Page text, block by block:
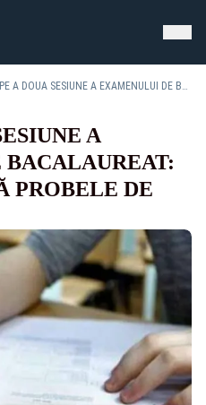
ÎNCEPE A DOUA SESIUNE A EXAMENULUI DE BACALAUREAT: LUNI DEBUTEAZĂ PROBELE DE COMPETENȚE
A
PROBELE DE